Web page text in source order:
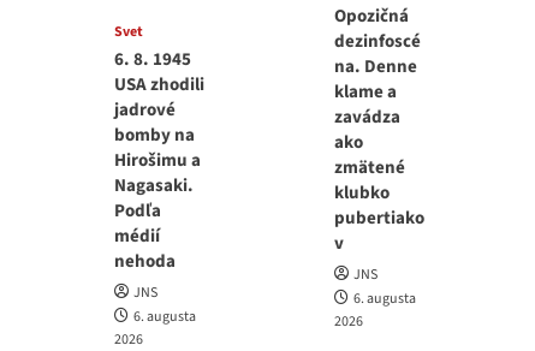
Svet
6. 8. 1945
USA zhodili
jadrové
bomby na
Hirošimu a
Nagasaki.
Podľa
médií
nehoda
JNS
6. augusta
2026
Opozičná
dezinfoscé
na. Denne
klame a
zavádza
ako
zmätené
klubko
pubertiako
v
JNS
6. augusta
2026